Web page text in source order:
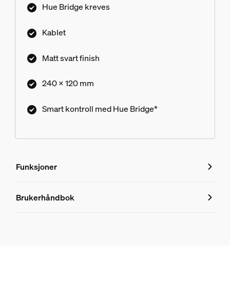
Hue Bridge kreves
Kablet
Matt svart finish
240 x 120 mm
Smart kontroll med Hue Bridge*
Funksjoner
Funksjoner
Brukerhåndbok